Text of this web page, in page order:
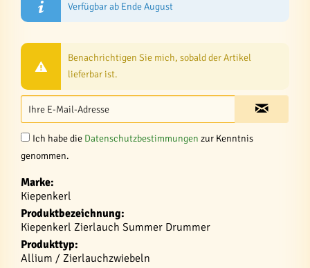
Verfügbar ab Ende August
Benachrichtigen Sie mich, sobald der Artikel
lieferbar ist.
Ich habe die Datenschutzbestimmungen zur Kenntnis
genommen.
Marke:
Kiepenkerl
Produktbezeichnung:
Kiepenkerl Zierlauch Summer Drummer
Produkttyp:
Allium / Zierlauchzwiebeln